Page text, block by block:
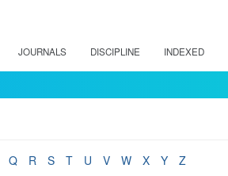
JOURNALS DISCIPLINE INDEXED
Q R S T U V W X Y Z